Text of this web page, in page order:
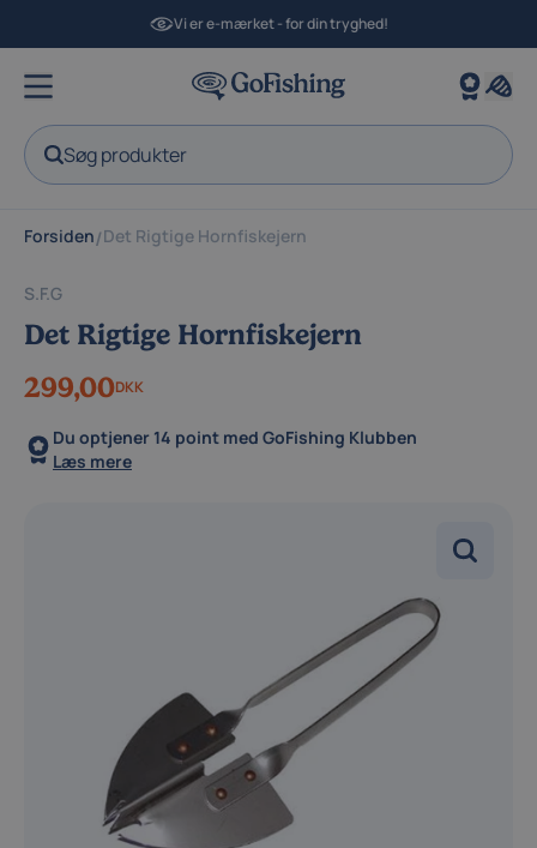
Vi er e-mærket - for din tryghed!
Søg produkter
Forsiden/Det Rigtige Hornfiskejern
S.F.G
Det Rigtige Hornfiskejern
299,00DKK
Du optjener 14 point med GoFishing Klubben
Læs mere